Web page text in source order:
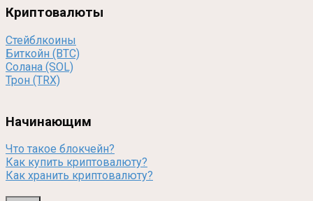
Криптовалюты
Стейблкоины
Биткойн (BTC)
Солана (SOL)
Трон (TRX)
Начинающим
Что такое блокчейн?
Как купить криптовалюту?
Как хранить криптовалюту?